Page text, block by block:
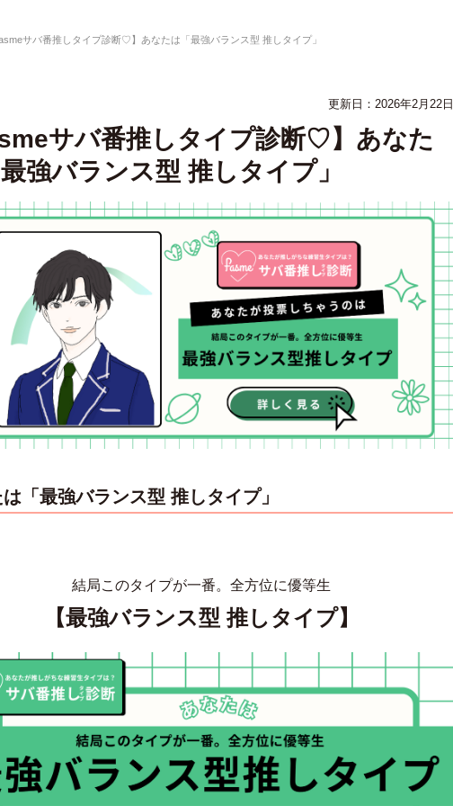
サバ番推しタイプ診断♡】あなたは「最強バランス型 推しタイプ」
更新日：2026年2月22日
サバ番推しタイプ診断♡】あなた
強バランス型 推しタイプ」
「最強バランス型 推しタイプ」
結局このタイプが一番。全方位に優等生
【最強バランス型 推しタイプ】